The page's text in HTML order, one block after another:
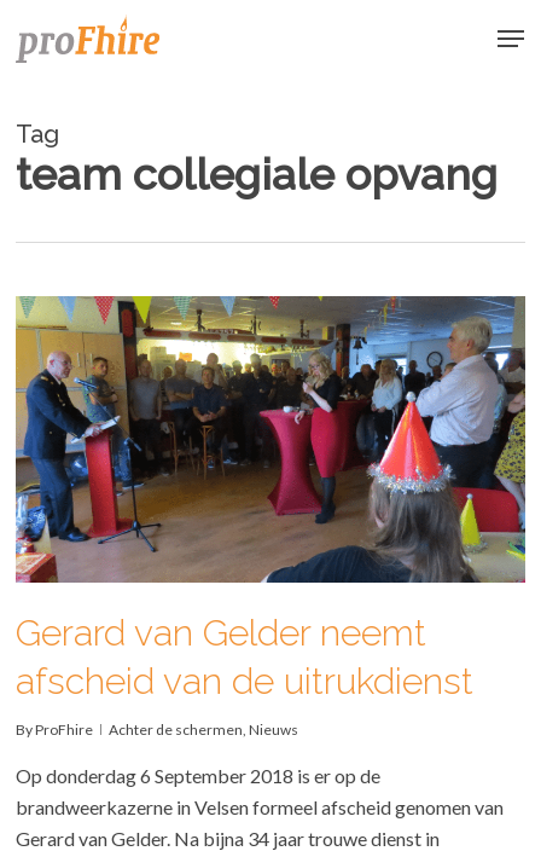
Tag
team collegiale opvang
Gerard van Gelder neemt
afscheid van de uitrukdienst
ByProFhire Achter de schermen ,Nieuws
Op donderdag 6 September 2018 is er op de
brandweerkazerne in Velsen formeel afscheid genomen van
Gerard van Gelder. Na bijna 34 jaar trouwe dienst in